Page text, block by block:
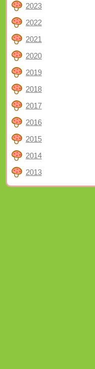
2023
2022
2021
2020
2019
2018
2017
2016
2015
2014
2013